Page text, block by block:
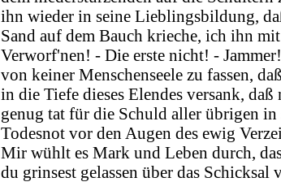
ihn wieder in seine Lieblingsbildung,
Sand auf dem Bauch krieche, ich ihn
Verworf'nen! - Die erste nicht! -
von keiner Menschenseele zu fassen,
in die Tiefe dieses Elendes versank, daß
genug tat für die Schuld aller übrigen in
Todesnot vor den Augen des ewig
Mir wühlt es Mark und Leben durch,
du grinsest gelassen über das Schicksal